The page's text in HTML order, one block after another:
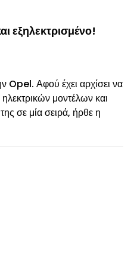
© enkinisi.gr
εξηλεκτρισμένο!
Opel. Αφού έχει αρχίσει να
μοντέλων και
της σε μία σειρά, ήρθε η